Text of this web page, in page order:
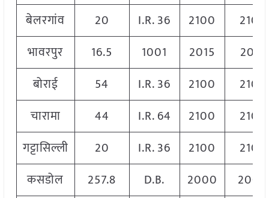
बेलरगांव
20 I.R. 36 2100
2100
भावरपुर
16.5 1001 2015
2015
बोराई
54 I.R. 36 2100
2100
चारामा
44 I.R. 64 2100
2100
गट्टासिल्ली
20 I.R. 36 2100
2100
कसडोल
257.8 D.B. 2000
2000